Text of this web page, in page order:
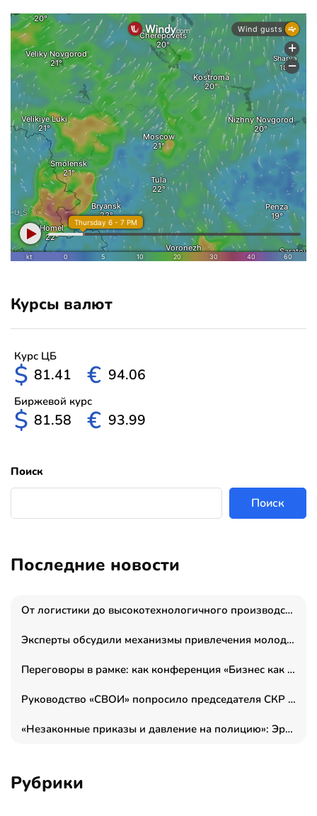
Курсы валют
Курс ЦБ
$ 81.41 € 94.06
Биржевой курс
$ 81.58 € 93.99
Поиск
Поиск
Последние новости
От логистики до высокотехнологичного производства: как основатель “гагаринга” выстраивает экосистему безопасности и гражданских БПЛА
Эксперты обсудили механизмы привлечения молодых специалистов в промышленные города
Переговоры в рамке: как конференция «Бизнес как искусство» переформатирует деловой этикет в стенах ТПП РФ
Руководство «СВОИ» попросило председателя СКР дать правовую оценку обысков в тыловом штабе
«Незаконные приказы и давление на полицию»: Эрнеста Султанова задержали у посольства Израиля во время одиночного пикета
Рубрики